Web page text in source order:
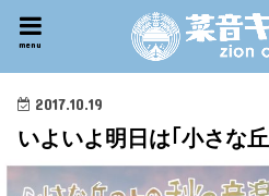
menu
2017.10.19
いよいよ明日は｢小さな